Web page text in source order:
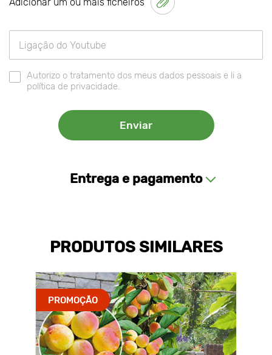
Autorizo o tratamento dos meus dados pessoais e li a
política de privacidade.
Entrega e pagamento
PRODUTOS SIMILARES
PROMOÇÃO